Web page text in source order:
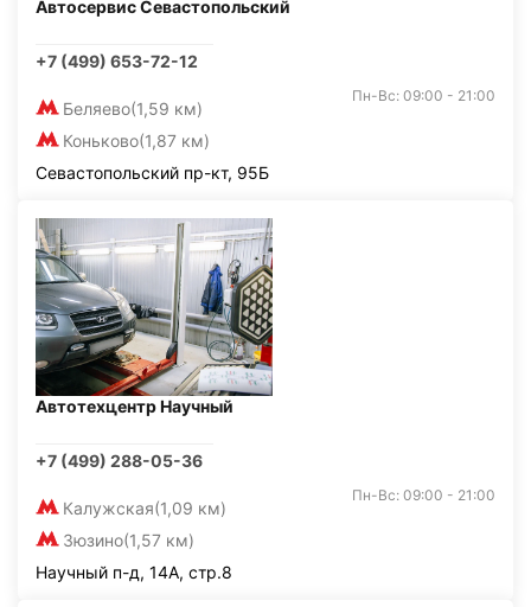
Автосервис Севастопольский
+7 (499) 653-72-12
Беляево(1,59 км)
Коньково(1,87 км)
Пн-Вс: 09:00 - 21:00
Севастопольский пр-кт, 95Б
Автотехцентр Научный
+7 (499) 288-05-36
Калужская(1,09 км)
Зюзино(1,57 км)
Пн-Вс: 09:00 - 21:00
Научный п-д, 14А, стр.8